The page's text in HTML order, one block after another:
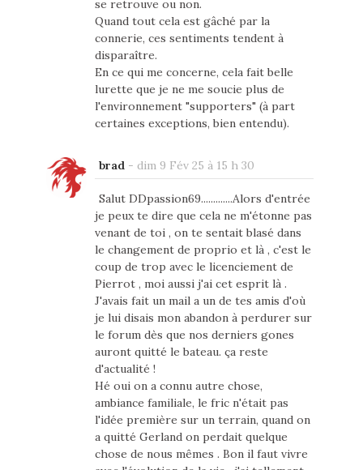
se retrouve ou non.
Quand tout cela est gâché par la
connerie, ces sentiments tendent à
disparaître.
En ce qui me concerne, cela fait belle
lurette que je ne me soucie plus de
l'environnement "supporters" (à part
certaines exceptions, bien entendu).
brad - dim 9 Fév 25 à 15 h 30
Salut DDpassion69.............Alors d'entrée
je peux te dire que cela ne m'étonne pas
venant de toi , on te sentait blasé dans
le changement de proprio et là , c'est le
coup de trop avec le licenciement de
Pierrot , moi aussi j'ai cet esprit là .
J'avais fait un mail a un de tes amis d'où
je lui disais mon abandon à perdurer sur
le forum dès que nos derniers gones
auront quitté le bateau. ça reste
d'actualité !
Hé oui on a connu autre chose,
ambiance familiale, le fric n'était pas
l'idée première sur un terrain, quand on
a quitté Gerland on perdait quelque
chose de nous mêmes . Bon il faut vivre